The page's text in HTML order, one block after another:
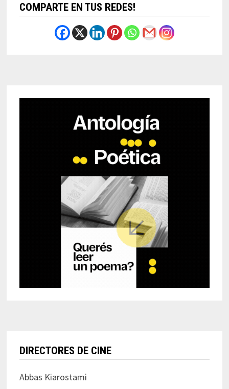
COMPARTE EN TUS REDES!
DIRECTORES DE CINE
Abbas Kiarostami